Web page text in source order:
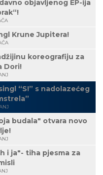
objavljenog EP-ija
Krune Jupitera!
koreografiju za
Dori!
“S!” s nadolazećeg
budala" otvara novo
i ja"- tiha pjesma za